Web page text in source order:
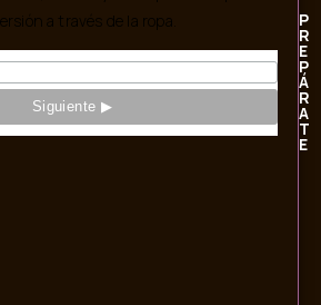
a través de la ropa.
P
R
E
P
Á
R
A
T
E